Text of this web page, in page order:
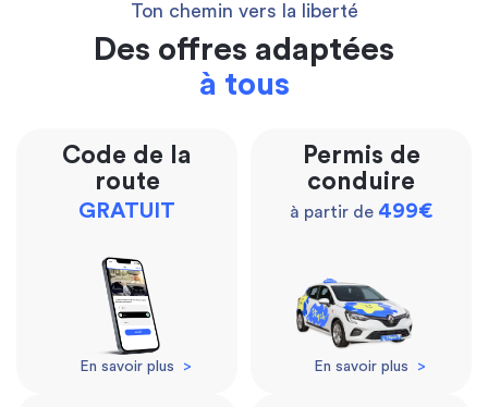
Ton chemin vers la liberté
Des offres adaptées
à tous
Code de la
route
GRATUIT
En savoir plus >
Permis de
conduire
à partir de 499€
En savoir plus >